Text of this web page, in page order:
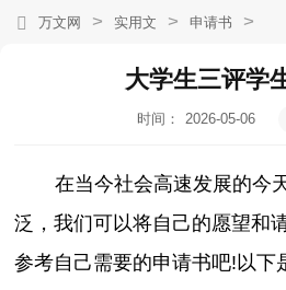
万文网 > 实用文 > 申请书 >
大学生三评学
时间：
2026-05-06
在当今社会高速发展的今
泛，我们可以将自己的愿望和
参考自己需要的申请书吧!以下